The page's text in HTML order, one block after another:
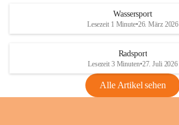
Anhang VBl. EU Nr. 18
1 Seite•1,4 MB
VBl. EU Nr. 18_2026
Wassersport
Lesezeit 1 Minute•26. März 2026
Radsport
Lesezeit 3 Minuten•27. Juli 2026
Alle Artikel sehen